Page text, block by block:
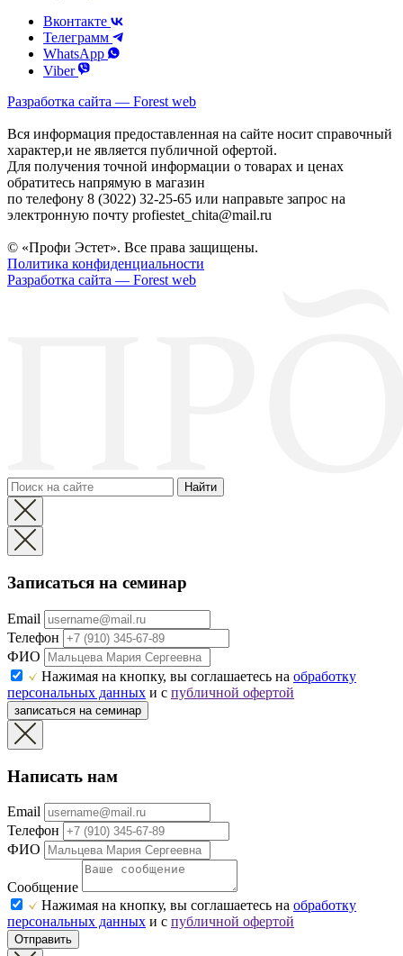
Вконтакте
Телеграмм
WhatsApp
Viber
Разработка сайта — Forest web
Вся информация предоставленная на сайте носит справочный
характер,и не является публичной офертой.
Для получения точной информации о товарах и ценах
обратитесь напрямую в магазин
по телефону 8 (3022) 32-25-65 или направьте запрос на
электронную почту profiestet_chita@mail.ru
© «Профи Эстет». Все права защищены.
Политика конфиденциальности
Разработка сайта — Forest web
Найти
Записаться на семинар
Email
Телефон
ФИО
Нажимая на кнопку, вы соглашаетесь на обработку
персональных данных и с публичной офертой
записаться на семинар
Написать нам
Email
Телефон
ФИО
Сообщение
Нажимая на кнопку, вы соглашаетесь на обработку
персональных данных и с публичной офертой
Отправить